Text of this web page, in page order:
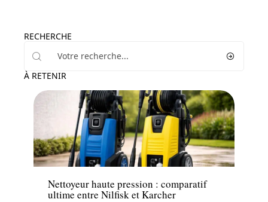
RECHERCHE
À RETENIR
News
Nettoyeur haute pression : comparatif
ultime entre Nilfisk et Karcher